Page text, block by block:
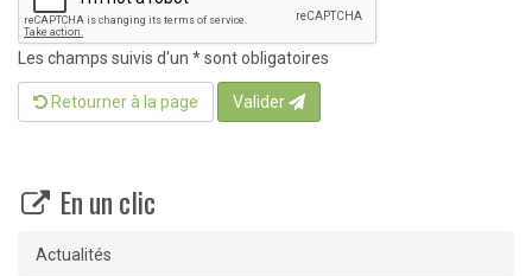
Les champs suivis d'un * sont obligatoires
Retourner à la page Valider
En un clic
Actualités